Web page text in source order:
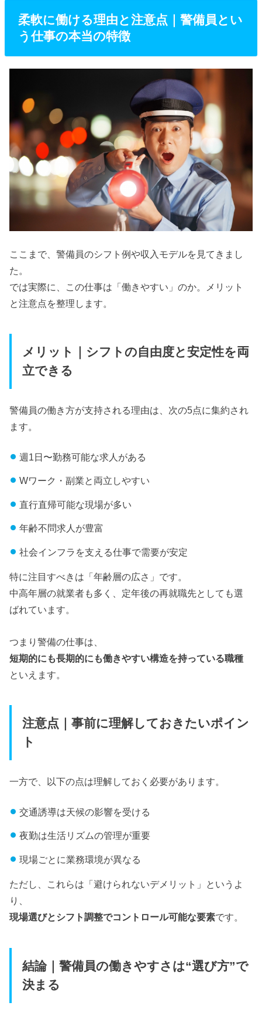
柔軟に働ける理由と注意点｜警備員とい
う仕事の本当の特徴
ここまで、警備員のシフト例や収入モデルを見てきまし
た。
では実際に、この仕事は「働きやすい」のか。メリット
と注意点を整理します。
メリット｜シフトの自由度と安定性を両
立できる
警備員の働き方が支持される理由は、次の5点に集約され
ます。
週1日〜勤務可能な求人がある
Wワーク・副業と両立しやすい
直行直帰可能な現場が多い
年齢不問求人が豊富
社会インフラを支える仕事で需要が安定
特に注目すべきは「年齢層の広さ」です。
中高年層の就業者も多く、定年後の再就職先としても選
ばれています。
つまり警備の仕事は、
短期的にも長期的にも働きやすい構造を持っている職種
といえます。
注意点｜事前に理解しておきたいポイン
ト
一方で、以下の点は理解しておく必要があります。
交通誘導は天候の影響を受ける
夜勤は生活リズムの管理が重要
現場ごとに業務環境が異なる
ただし、これらは「避けられないデメリット」というよ
り、
現場選びとシフト調整でコントロール可能な要素です。
結論｜警備員の働きやすさは“選び方”で
決まる